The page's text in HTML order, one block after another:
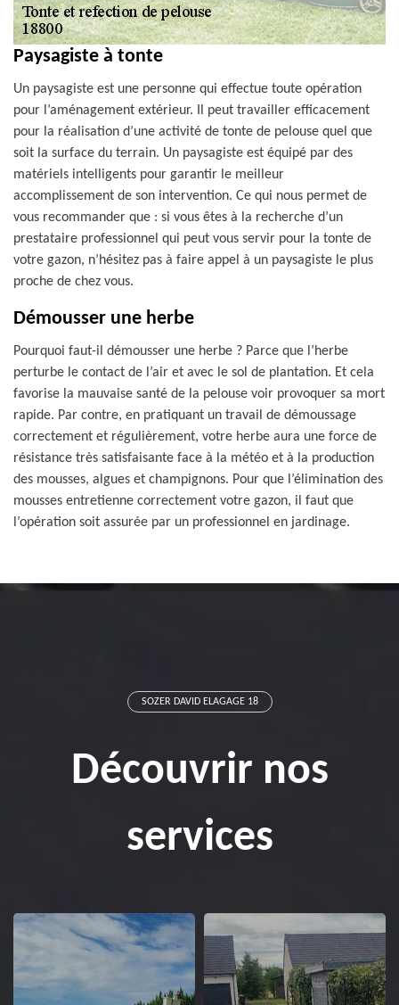
Paysagiste à tonte
Un paysagiste est une personne qui effectue toute opération
pour l’aménagement extérieur. Il peut travailler efficacement
pour la réalisation d’une activité de tonte de pelouse quel que
soit la surface du terrain. Un paysagiste est équipé par des
matériels intelligents pour garantir le meilleur
accomplissement de son intervention. Ce qui nous permet de
vous recommander que : si vous êtes à la recherche d’un
prestataire professionnel qui peut vous servir pour la tonte de
votre gazon, n’hésitez pas à faire appel à un paysagiste le plus
proche de chez vous.
Démousser une herbe
Pourquoi faut-il démousser une herbe ? Parce que l’herbe
perturbe le contact de l’air et avec le sol de plantation. Et cela
favorise la mauvaise santé de la pelouse voir provoquer sa mort
rapide. Par contre, en pratiquant un travail de démoussage
correctement et régulièrement, votre herbe aura une force de
résistance très satisfaisante face à la météo et à la production
des mousses, algues et champignons. Pour que l’élimination des
mousses entretienne correctement votre gazon, il faut que
l’opération soit assurée par un professionnel en jardinage.
SOZER DAVID ELAGAGE 18
Découvrir nos
services